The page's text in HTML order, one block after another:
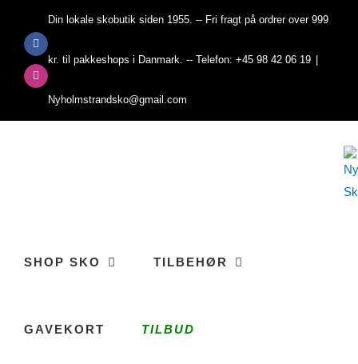
contentFacebook
Instagram
Din lokale skobutik siden 1955. -- Fri fragt på ordrer over 999
kr. til pakkeshops i Danmark. -- Telefon: +45 98 42 06 19
Nyholmstrandsko@gmail.com
SHOP SKO TILBEHØR
GAVEKORT TILBUD